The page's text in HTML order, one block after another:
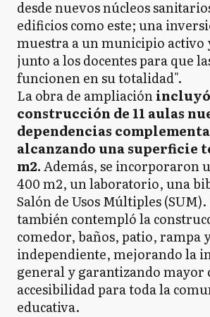
desde nuevos núcleos
edificios como este; una
muestra a un municipio activo
junto a los docentes para que
funcionen en su totalidad".
La obra de ampliación
construcción de 11 aulas
dependencias
alcanzando una superficie
m2.Además, se incorporaron
400 m2, un laboratorio, una
Salón de Usos Múltiples
también contempló la
comedor, baños, patio, rampa
independiente, mejorando la
general y garantizando mayor
accesibilidad para toda la
educativa.